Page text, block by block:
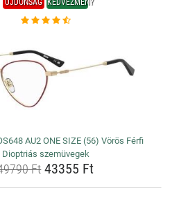
ÚJDONSÁG KEDVEZMÉNY
AU2 ONE SIZE (56) Vörös Férfi
Dioptriás szemüvegek
Ft43355 Ft